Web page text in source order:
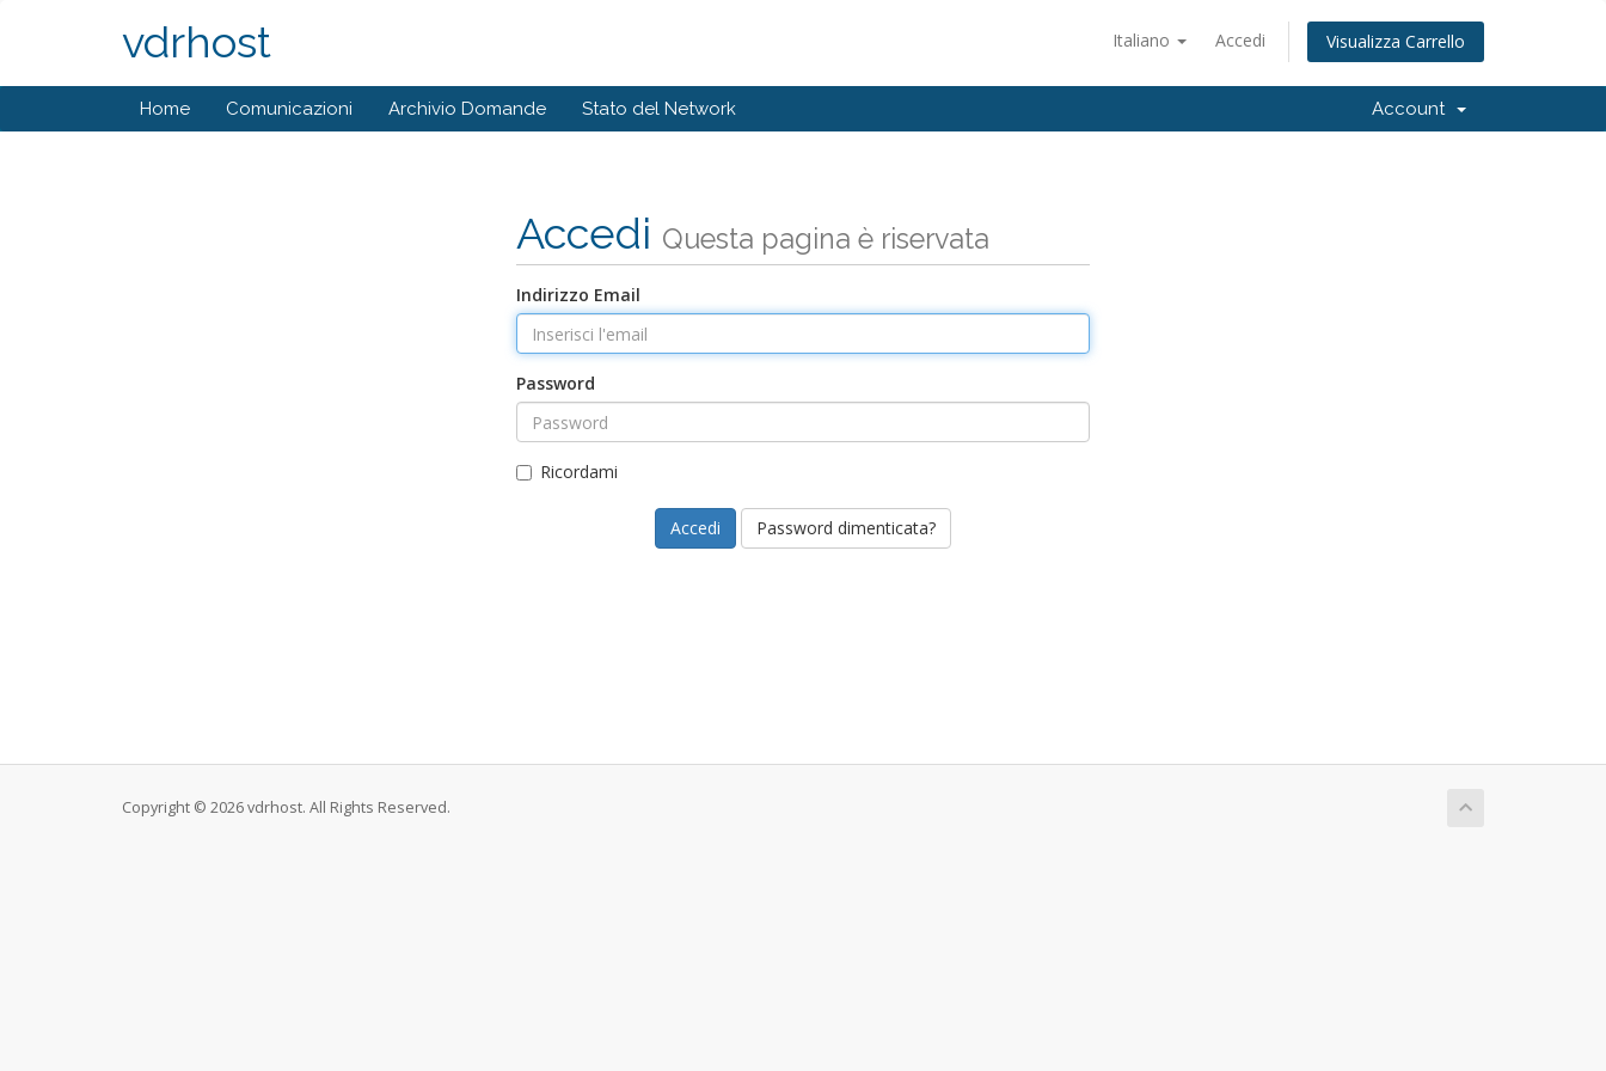
Italiano Accedi Visualizza Carrello
vdrhost
Home Comunicazioni Archivio Domande Stato del Network Account
Accedi Questa pagina è riservata
Indirizzo Email
Password
Ricordami
Password dimenticata?
Copyright © 2026 vdrhost. All Rights Reserved.